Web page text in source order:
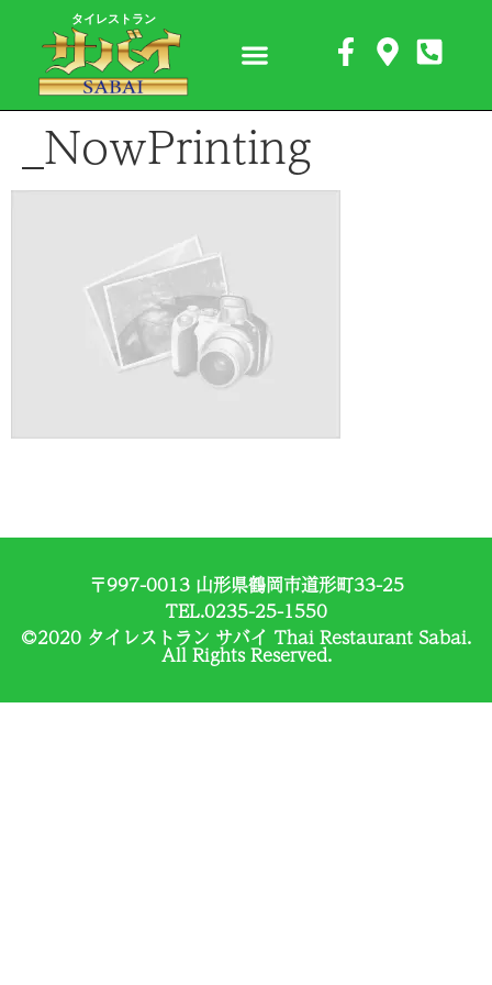
タイレストラン
_NowPrinting
〒997-0013 山形県鶴岡市道形町33-25
TEL.0235-25-1550
©2020 タイレストラン サバイ Thai Restaurant Sabai.
All Rights Reserved.